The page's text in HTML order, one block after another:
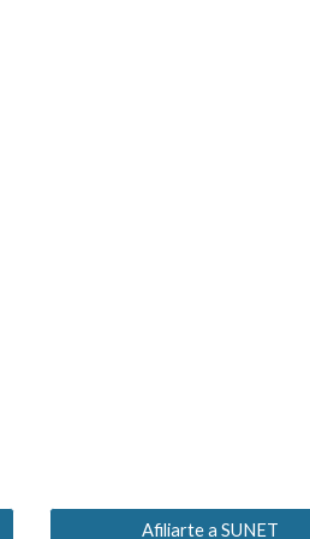
Afiliarte a SUNET